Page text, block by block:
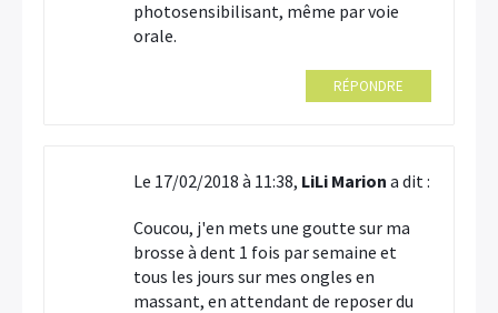
photosensibilisant, même par voie
orale.
RÉPONDRE
Le 17/02/2018 à 11:38, LiLi Marion a dit :
Coucou, j'en mets une goutte sur ma
brosse à dent 1 fois par semaine et
tous les jours sur mes ongles en
massant, en attendant de reposer du